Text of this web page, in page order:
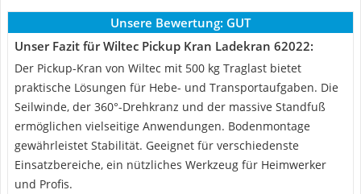
Unsere Bewertung: GUT
Unser Fazit für Wiltec Pickup Kran Ladekran 62022:
Der Pickup-Kran von Wiltec mit 500 kg Traglast bietet
praktische Lösungen für Hebe- und Transportaufgaben. Die
Seilwinde, der 360°-Drehkranz und der massive Standfuß
ermöglichen vielseitige Anwendungen. Bodenmontage
gewährleistet Stabilität. Geeignet für verschiedenste
Einsatzbereiche, ein nützliches Werkzeug für Heimwerker
und Profis.